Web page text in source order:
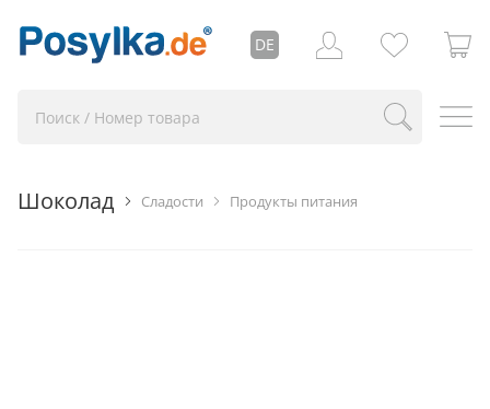
DE
Продукты питания
Сладости
Шоколад